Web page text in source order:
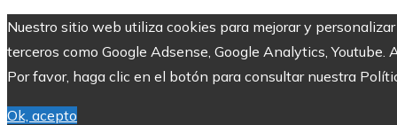
Nuestro sitio web utiliza cookies para mejorar y
terceros como Google Adsense, Google Analytics,
Por favor, haga clic en el botón para consultar nuestra
Ok, acepto